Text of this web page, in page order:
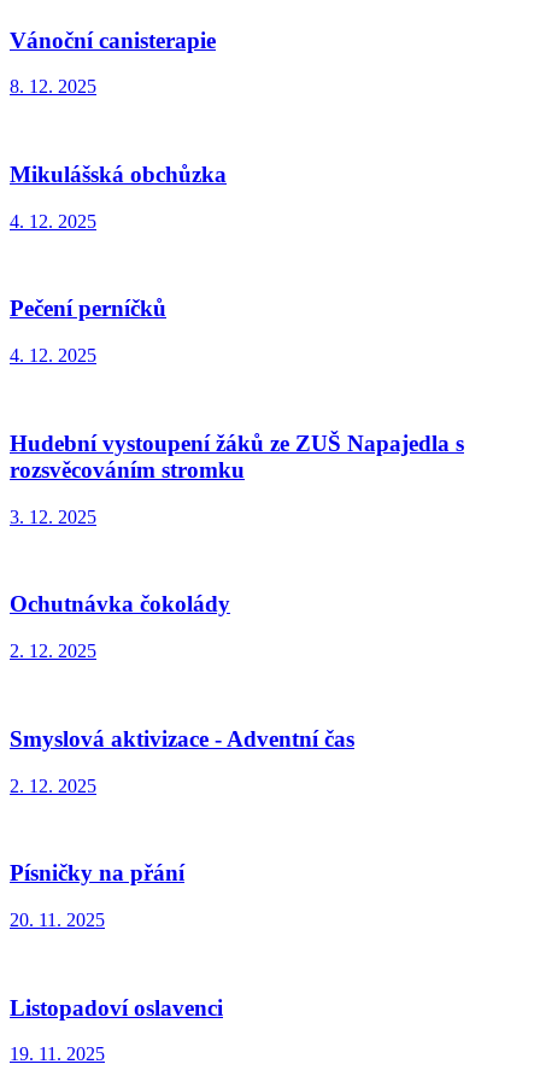
Vánoční canisterapie
8. 12. 2025
Mikulášská obchůzka
4. 12. 2025
Pečení perníčků
4. 12. 2025
Hudební vystoupení žáků ze ZUŠ Napajedla s
rozsvěcováním stromku
3. 12. 2025
Ochutnávka čokolády
2. 12. 2025
Smyslová aktivizace - Adventní čas
2. 12. 2025
Písničky na přání
20. 11. 2025
Listopadoví oslavenci
19. 11. 2025